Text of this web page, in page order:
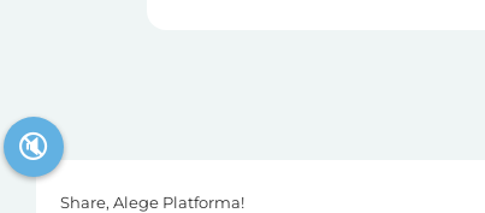
Share, Alege Platforma!
🔇